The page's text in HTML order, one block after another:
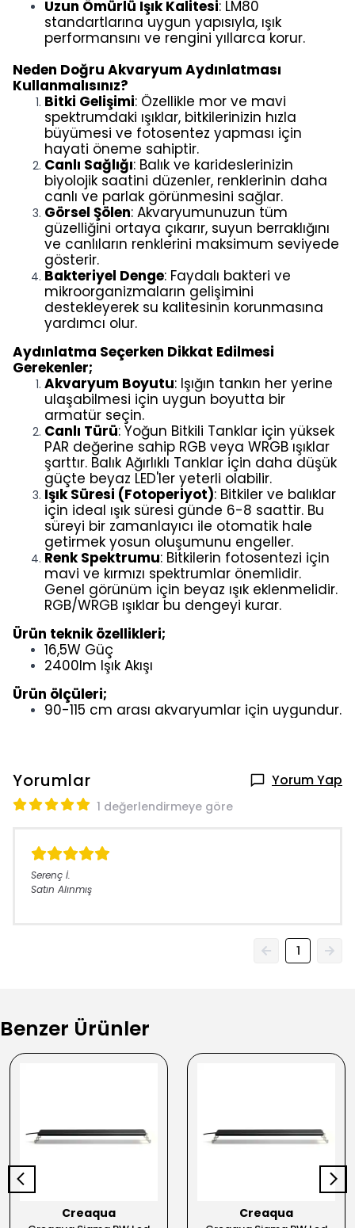
Uzun Ömürlü Işık Kalitesi: LM80
standartlarına uygun yapısıyla, ışık
performansını ve rengini yıllarca korur.
Neden Doğru Akvaryum Aydınlatması
Kullanmalısınız?
Bitki Gelişimi: Özellikle mor ve mavi
spektrumdaki ışıklar, bitkilerinizin hızla
büyümesi ve fotosentez yapması için
hayati öneme sahiptir.
Canlı Sağlığı: Balık ve karideslerinizin
biyolojik saatini düzenler, renklerinin daha
canlı ve parlak görünmesini sağlar.
Görsel Şölen: Akvaryumunuzun tüm
güzelliğini ortaya çıkarır, suyun berraklığını
ve canlıların renklerini maksimum seviyede
gösterir.
Bakteriyel Denge: Faydalı bakteri ve
mikroorganizmaların gelişimini
destekleyerek su kalitesinin korunmasına
yardımcı olur.
Aydınlatma Seçerken Dikkat Edilmesi
Gerekenler;
Akvaryum Boyutu: Işığın tankın her yerine
ulaşabilmesi için uygun boyutta bir
armatür seçin.
Canlı Türü: Yoğun Bitkili Tanklar için yüksek
PAR değerine sahip RGB veya WRGB ışıklar
şarttır. Balık Ağırlıklı Tanklar için daha düşük
güçte beyaz LED'ler yeterli olabilir.
Işık Süresi (Fotoperiyot): Bitkiler ve balıklar
için ideal ışık süresi günde 6-8 saattir. Bu
süreyi bir zamanlayıcı ile otomatik hale
getirmek yosun oluşumunu engeller.
Renk Spektrumu: Bitkilerin fotosentezi için
mavi ve kırmızı spektrumlar önemlidir.
Genel görünüm için beyaz ışık eklenmelidir.
RGB/WRGB ışıklar bu dengeyi kurar.
Ürün teknik özellikleri;
16,5W Güç
2400lm Işık Akışı
Ürün ölçüleri;
90-115 cm arası akvaryumlar için uygundur.
Yorumlar Yorum Yap
1 değerlendirmeye göre
Serenç İ.
Satın Alınmış
1
Benzer Ürünler
Creaqua Creaqua